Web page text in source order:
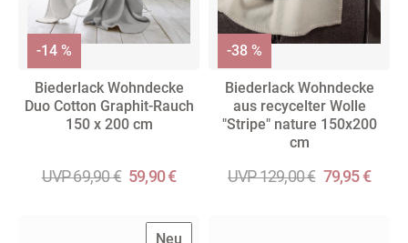
Biederlack Wohndecke
Duo Cotton Graphit-Rauch
150 x 200 cm
UVP 69,90 € 59,90 €
-14 %
Biederlack Wohndecke
aus recycelter Wolle
"Stripe" nature 150x200
cm
UVP 129,00 € 79,95 €
-38 %
Neu